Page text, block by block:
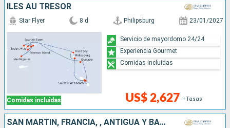
ÎLES AU TRÉSOR
Comidas incluidas
Star Flyer 8 d Philipsburg 23/01/2027
US$ 2,627 +Tasas
Servicio de mayordomo 24/24
Experiencia Gourmet
Comidas incluidas
SAN MARTÍN, FRANCIA, , ANTIGUA Y BARBUDA